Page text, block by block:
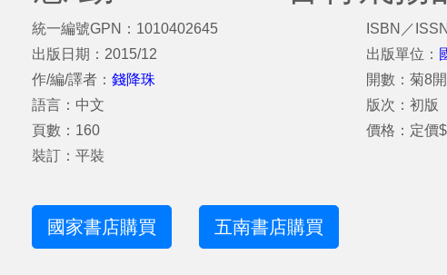
統一編號GPN：1010402645
出版日期：2015/12
作/編/譯者： 錢降珠
語言：中文
頁數：160
裝訂：平裝
ISBN／
出版單位：
開數：菊8開
版次：初版
價格：定價
國家書店購買 五南書店購買